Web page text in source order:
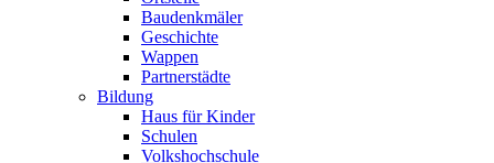
Baudenkmäler
Geschichte
Wappen
Partnerstädte
Bildung
Haus für Kinder
Schulen
Volkshochschule